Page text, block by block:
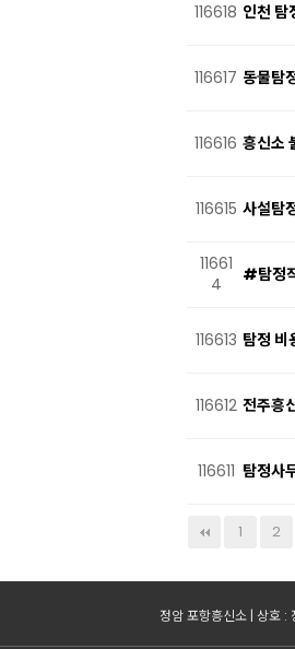
116618 인천 탐
116617 동물탐
116616 흥신소
116615 사설탐
11661
4
#탐정
116613 탐정 비
116612 전주흥
116611 탐정사
1 2
정암 포항흥신소 | 상호